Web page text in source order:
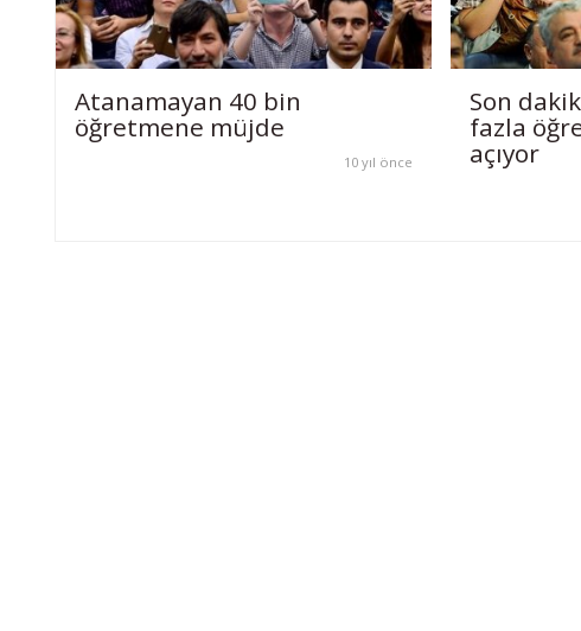
Atanamayan 40 bin
öğretmene müjde
10 yıl önce
Son
fazla
açıyor